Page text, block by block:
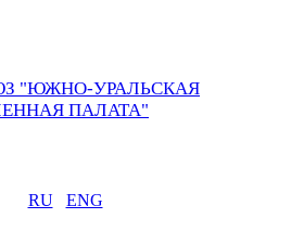
"ЮЖНО-УРАЛЬСКАЯ
ПАЛАТА"
RU ENG